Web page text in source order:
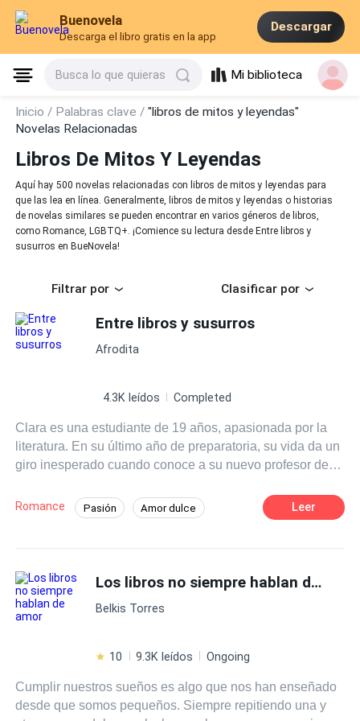
Buenovela
Descarga el libro gratis en la app
Descargar
Busca lo que quieras Mi biblioteca
Inicio / Palabras clave /"libros de mitos y leyendas"
Novelas Relacionadas
Libros De Mitos Y Leyendas
Aquí hay 500 novelas relacionadas con libros de mitos y leyendas para
que las lea en línea. Generalmente, libros de mitos y leyendas o historias
de novelas similares se pueden encontrar en varios géneros de libros,
como Romance, LGBTQ+. ¡Comience su lectura desde Entre libros y
susurros en BueNovela!
Filtrar por Clasificar por
Entre libros y susurros
Afrodita
4.3K leídos Completed
Clara es una estudiante de 19 años, apasionada por la
literatura. En su último año de preparatoria, su vida da un
giro inesperado cuando conoce a su nuevo profesor de
talentoso que despierta en ella una admiración profunda.
A medida que las clases avanzan Clara se siente cada
Romance Pasión Amor dulce
Primer Amor
Leer
Los libros no siempre hablan de amor
Belkis Torres
10 9.3K leídos Ongoing
Cumplir nuestros sueños es algo que nos han enseñado
desde que somos pequeños. Siempre repitiendo una y